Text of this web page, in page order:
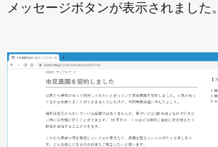
メッセージボタンが表示されました。